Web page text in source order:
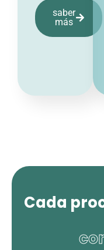
saber
más
Cada